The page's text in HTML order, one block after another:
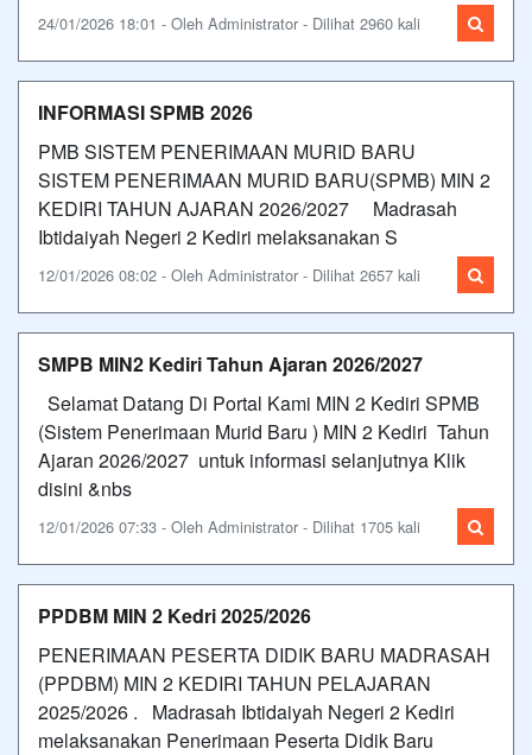
24/01/2026 18:01 - Oleh Administrator - Dilihat 2960 kali
INFORMASI SPMB 2026
PMB SISTEM PENERIMAAN MURID BARU
SISTEM PENERIMAAN MURID BARU(SPMB) MIN 2
KEDIRI TAHUN AJARAN 2026/2027 Madrasah
Ibtidaiyah Negeri 2 Kediri melaksanakan S
12/01/2026 08:02 - Oleh Administrator - Dilihat 2657 kali
SMPB MIN2 Kediri Tahun Ajaran 2026/2027
Selamat Datang Di Portal Kami MIN 2 Kediri SPMB
(Sistem Penerimaan Murid Baru ) MIN 2 Kediri Tahun
Ajaran 2026/2027 untuk informasi selanjutnya Klik
disini &nbs
12/01/2026 07:33 - Oleh Administrator - Dilihat 1705 kali
PPDBM MIN 2 Kedri 2025/2026
PENERIMAAN PESERTA DIDIK BARU MADRASAH
(PPDBM) MIN 2 KEDIRI TAHUN PELAJARAN
2025/2026 . Madrasah Ibtidaiyah Negeri 2 Kediri
melaksanakan Penerimaan Peserta Didik Baru